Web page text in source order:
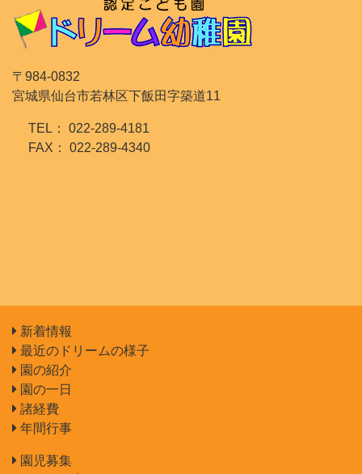
〒984-0832
宮城県仙台市若林区下飯田字築道11
TEL： 022-289-4181
FAX： 022-289-4340
新着情報
最近のドリームの様子
園の紹介
園の一日
諸経費
年間行事
園児募集